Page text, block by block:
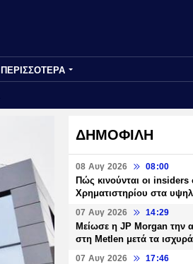
ΠΕΡΙΣΣΟΤΕΡΑ
ΔΗΜΟΦΙΛΗ
08 Αυγ 2026 08:00
Πώς κινούνται οι
Χρηματιστηρίου στα
07 Αυγ 2026 14:29
Μείωσε η JP Morgan την
στη Metlen μετά τα
07 Αυγ 2026 17:46